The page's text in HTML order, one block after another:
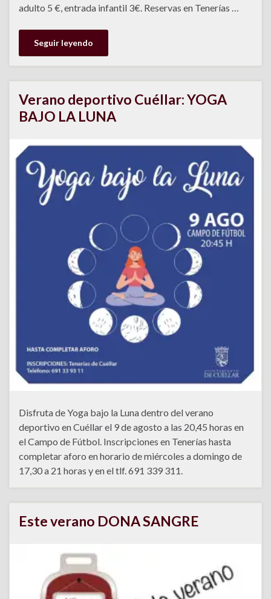
adulto 5 €, entrada infantil 3€. Reservas en Tenerías …
Seguir leyendo
Verano deportivo Cuéllar: YOGA
BAJO LA LUNA
Disfruta de Yoga bajo la Luna dentro del verano
deportivo en Cuéllar el 9 de agosto a las 20,45 horas en
el Campo de Fútbol. Inscripciones en Tenerías hasta
completar aforo en horario de miércoles a domingo de
17,30 a 21 horas y en el tlf. 691 339 311.
Este verano DONA SANGRE